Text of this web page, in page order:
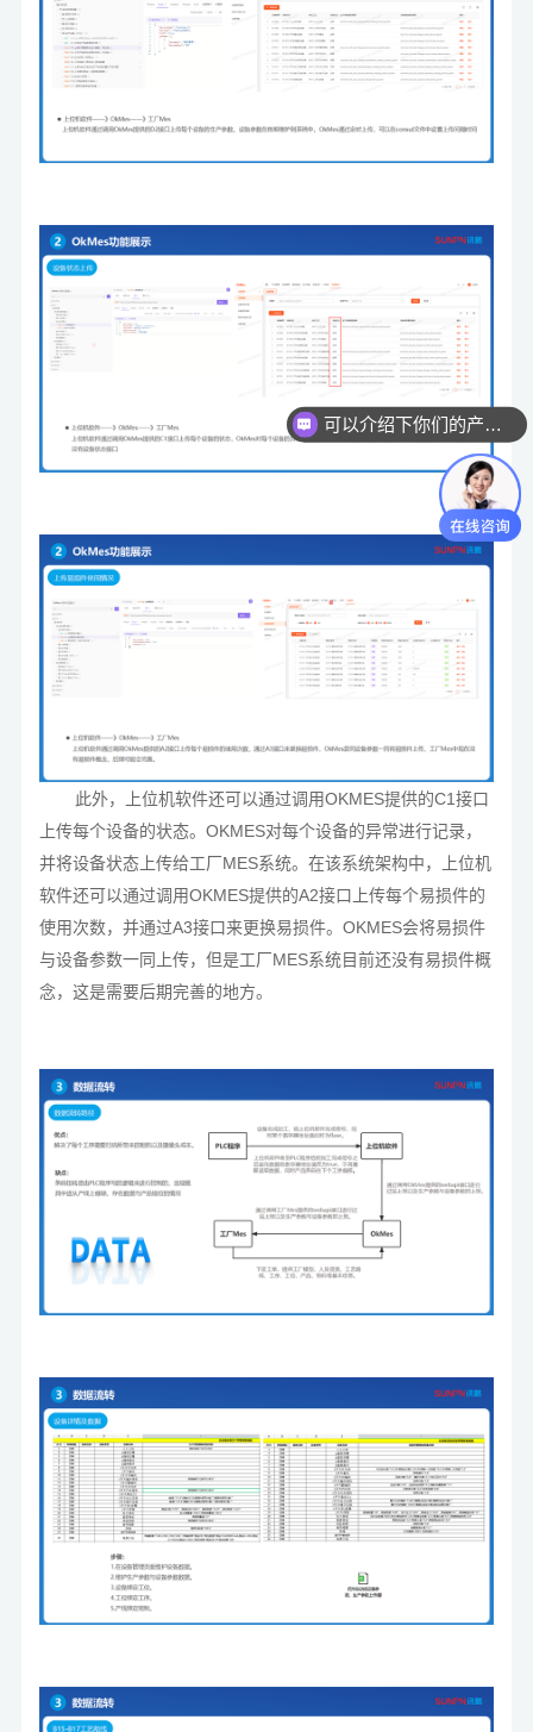
此外，上位机软件还可以通过调用OKMES提供的C1接口
上传每个设备的状态。OKMES对每个设备的异常进行记录，
并将设备状态上传给工厂MES系统。在该系统架构中，上位机
软件还可以通过调用OKMES提供的A2接口上传每个易损件的
使用次数，并通过A3接口来更换易损件。OKMES会将易损件
与设备参数一同上传，但是工厂MES系统目前还没有易损件概
念，这是需要后期完善的地方。
你们是怎么收费的呢？